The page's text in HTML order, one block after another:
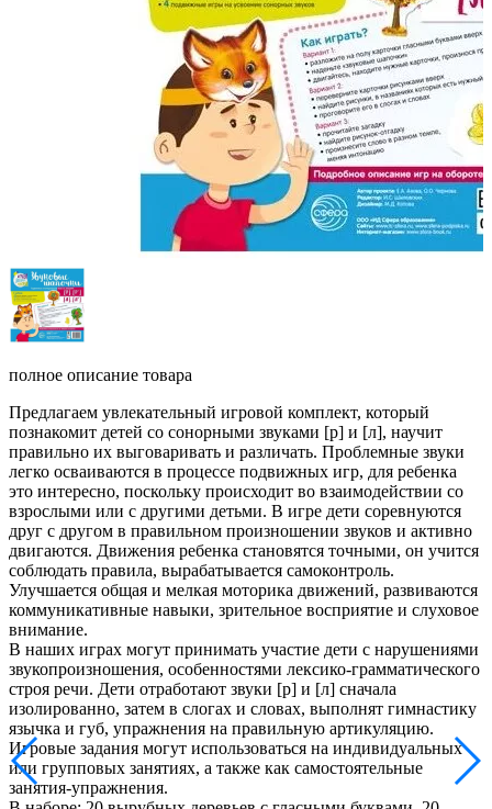
полное описание товара
Предлагаем увлекательный игровой комплект, который
познакомит детей со сонорными звуками [р] и [л], научит
правильно их выговаривать и различать. Проблемные звуки
легко осваиваются в процессе подвижных игр, для ребенка
это интересно, поскольку происходит во взаимодействии со
взрослыми или с другими детьми. В игре дети соревнуются
друг с другом в правильном произношении звуков и активно
двигаются. Движения ребенка становятся точными, он учится
соблюдать правила, вырабатывается самоконтроль.
Улучшается общая и мелкая моторика движений, развиваются
коммуникативные навыки, зрительное восприятие и слуховое
внимание.
В наших играх могут принимать участие дети с нарушениями
звукопроизношения, особенностями лексико-грамматического
строя речи. Дети отработают звуки [р] и [л] сначала
изолированно, затем в слогах и словах, выполнят гимнастику
язычка и губ, упражнения на правильную артикуляцию.
Игровые задания могут использоваться на индивидуальных
или групповых занятиях, а также как самостоятельные
занятия-упражнения.